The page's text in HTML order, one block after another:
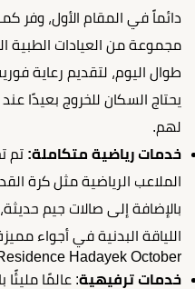
دائماً في المقام الأول، وفر
مجموعة من العيادات الطبية
طوال اليوم، لتقديم رعاية
يحتاج السكان للخروج بعيدًا
لهم.
خدمات رياضية متكاملة: تم
الملاعب الرياضية مثل كرة
بالإضافة إلى صالات جيم
Hadayek October.
خدمات ترفيهية: عالمًا